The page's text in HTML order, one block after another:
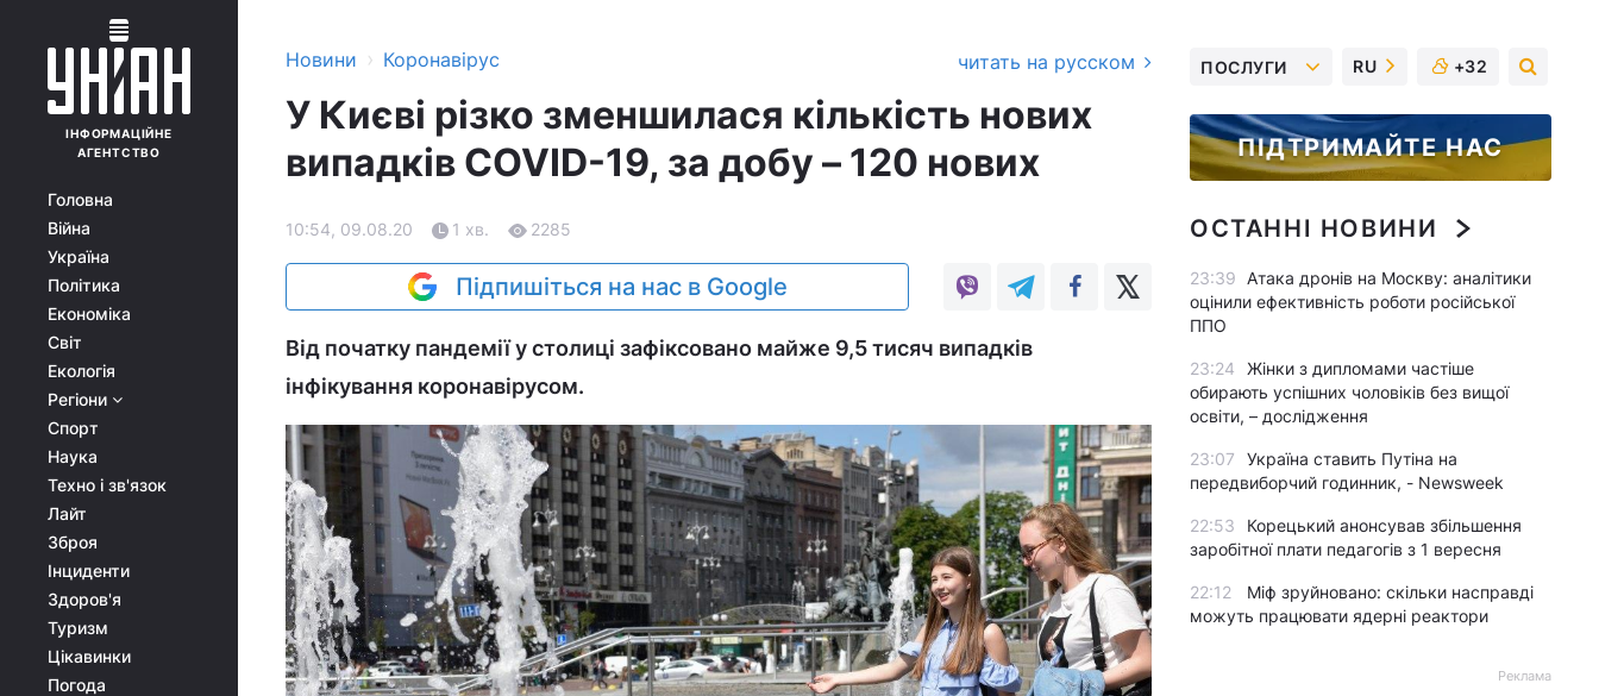
ІНФОРМАЦІЙНЕ
АГЕНТСТВО
Головна
Війна
Україна
Політика
Економіка
Світ
Екологія
Регіони
Спорт
Наука
Техно і зв'язок
Лайт
Зброя
Інциденти
Здоров'я
Туризм
Цікавинки
Погода
Новини › Коронавірус читать на русском
У Києві різко зменшилася кількість нових
випадків COVID-19, за добу – 120 нових
10:54, 09.08.20 1 хв. 2285
Підпишіться на нас в Google
Від початку пандемії у столиці зафіксовано майже 9,5 тисяч випадків
інфікування коронавірусом.
ПОСЛУГИ RU +32
ПІДТРИМАЙТЕ НАС
ОСТАННІ НОВИНИ
23:39
Атака дронів на Москву: аналітики
оцінили ефективність роботи російської
ППО
23:24
Жінки з дипломами частіше
обирають успішних чоловіків без вищої
освіти, – дослідження
23:07
Україна ставить Путіна на
передвиборчий годинник, - Newsweek
22:53
Корецький анонсував збільшення
заробітної плати педагогів з 1 вересня
22:12
Міф зруйновано: скільки насправді
можуть працювати ядерні реактори
Реклама